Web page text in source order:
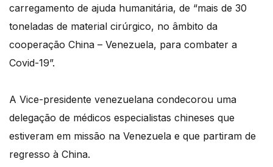
carregamento de ajuda humanitária, de “mais de 30
toneladas de material cirúrgico, no âmbito da
cooperação China – Venezuela, para combater a
Covid-19”.
A Vice-presidente venezuelana condecorou uma
delegação de médicos especialistas chineses que
estiveram em missão na Venezuela e que partiram de
regresso à China.